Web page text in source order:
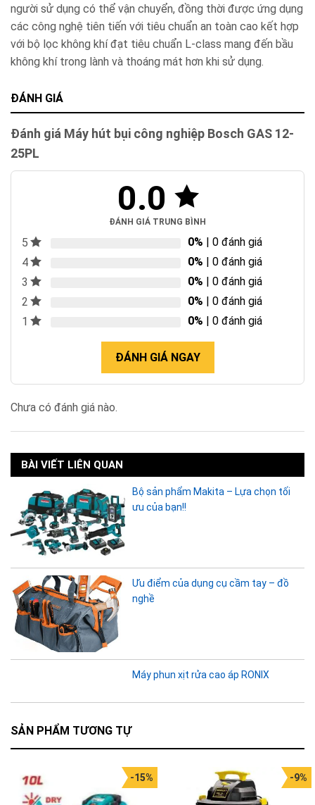
người sử dụng có thể vận chuyển, đồng thời được ứng dụng
các công nghệ tiên tiến với tiêu chuẩn an toàn cao kết hợp
với bộ lọc không khí đạt tiêu chuẩn L-class mang đến bầu
không khí trong lành và thoáng mát hơn khi sử dụng.
ĐÁNH GIÁ
Đánh giá Máy hút bụi công nghiệp Bosch GAS 12-
25PL
0.0
ĐÁNH GIÁ TRUNG BÌNH
5 0% | 0 đánh giá
4
0% | 0 đánh giá
3
0% | 0 đánh giá
2
0% | 0 đánh giá
1
0% | 0 đánh giá
ĐÁNH GIÁ NGAY
Chưa có đánh giá nào.
BÀI VIẾT LIÊN QUAN
Bộ sản phẩm Makita – Lựa chọn tối
ưu của bạn!!
Ưu điểm của dụng cụ cầm tay – đồ
nghề
Máy phun xịt rửa cao áp RONIX
SẢN PHẨM TƯƠNG TỰ
-15% -9%